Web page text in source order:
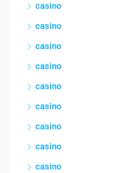
casino
casino
casino
casino
casino
casino
casino
casino
casino